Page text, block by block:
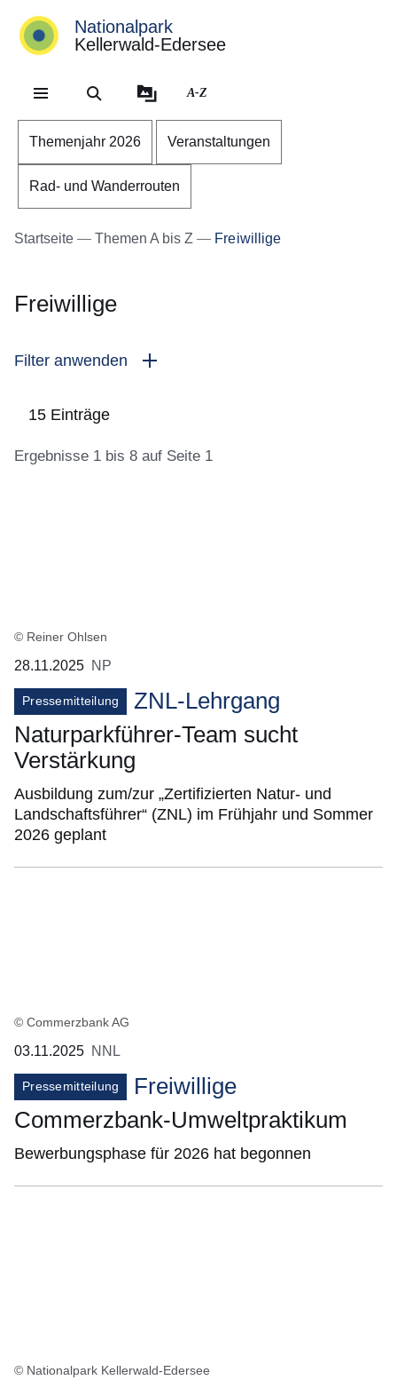
Direkt zum Kopf der
Direkt zum Inhalt
Direkt zum Fuß der
Nationalpark
Kellerwald-Edersee
A-Z
Themenjahr 2026 Veranstaltungen
Rad- und Wanderrouten
Startseite Themen A bis Z Freiwillige
Freiwillige
Filter anwenden
15 Einträge
Ergebnisse 1 bis 8 auf Seite 1
1
© Reiner Ohlsen
28.11.2025 NP
Pressemitteilung
ZNL-Lehrgang
Naturparkführer-Team sucht
Verstärkung
Ausbildung zum/zur „Zertifizierten Natur- und
Landschaftsführer“ (ZNL) im Frühjahr und Sommer
2026 geplant
© Commerzbank AG
03.11.2025 NNL
Pressemitteilung
Freiwillige
Commerzbank-Umweltpraktikum
Bewerbungsphase für 2026 hat begonnen
© Nationalpark Kellerwald-Edersee